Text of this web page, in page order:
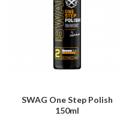
SWAG One Step Polish
150ml